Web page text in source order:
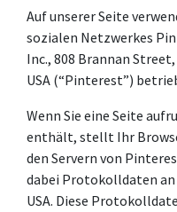
Auf unserer Seite
sozialen Netzwerkes
Inc., 808 Brannan Street,
USA (“Pinterest”)
Wenn Sie eine Seite
enthält, stellt Ihr
den Servern von
dabei Protokolldaten an
USA. Diese